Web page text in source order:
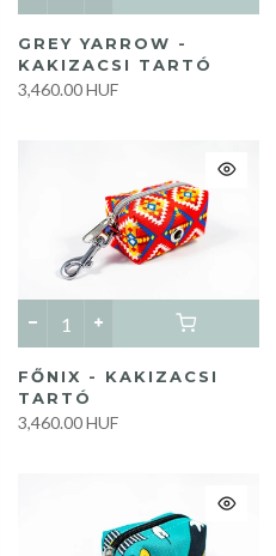
GREY YARROW -
KAKIZACSI TARTÓ
3,460.00 HUF
FŐNIX - KAKIZACSI
TARTÓ
3,460.00 HUF